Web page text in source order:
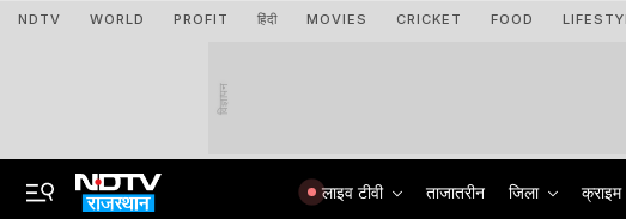
NDTV WORLD PROFIT हिंदी MOVIES CRICKET FOOD
विज्ञापन
लाइव टीवी ताजातरीन जिला क्राइम